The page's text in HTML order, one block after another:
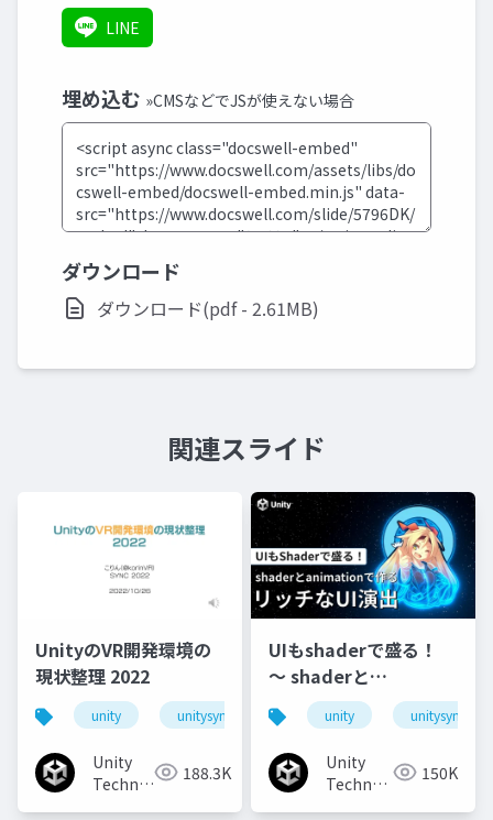
LINE
埋め込む »CMSなどでJSが使えない場合
ダウンロード
ダウンロード(pdf - 2.61MB)
関連スライド
UnityのVR開発環境の
現状整理 2022
unity unitysync
Unity
Technologies188.3K
UIもshaderで盛る！
〜 shaderと
animationで作るリッ
チなUI演出
unity unitysync
Unity
Technologies150K